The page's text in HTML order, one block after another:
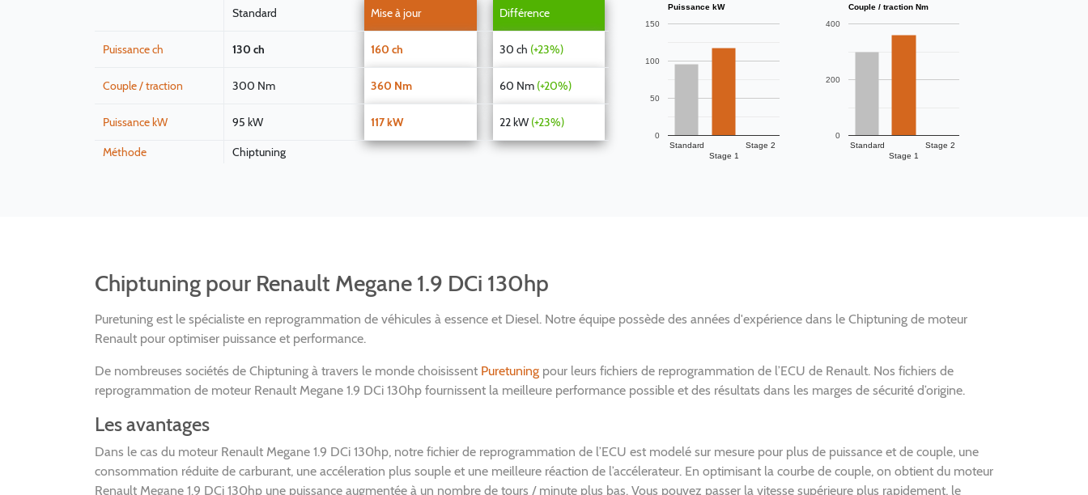
Standard Mise à jour Différence
Puissance ch 130 ch 160 ch 30 ch (+23%)
Couple / traction 300 Nm 360 Nm 60 Nm (+20%)
Puissance kW 95 kW 117 kW 22 kW (+23%)
Méthode Chiptuning
Puissance kW
Standard
Stage 1
Stage 2
0
50
100
150
Couple / traction Nm
Standard
Stage 1
Stage 2
0
200
400
Chiptuning pour Renault Megane 1.9 DCi 130hp
Puretuning est le spécialiste en reprogrammation de véhicules à essence et Diesel. Notre équipe possède des années d'expérience dans le Chiptuning de moteur
Renault pour optimiser puissance et performance.
De nombreuses sociétés de Chiptuning à travers le monde choisissent Puretuning pour leurs fichiers de reprogrammation de l’ECU de Renault. Nos fichiers de
reprogrammation de moteur Renault Megane 1.9 DCi 130hp fournissent la meilleure performance possible et des résultats dans les marges de sécurité d’origine.
Les avantages
Dans le cas du moteur Renault Megane 1.9 DCi 130hp, notre fichier de reprogrammation de l’ECU est modelé sur mesure pour plus de puissance et de couple, une
consommation réduite de carburant, une accéleration plus souple et une meilleure réaction de l’accélerateur. En optimisant la courbe de couple, on obtient du moteur
Renault Megane 1.9 DCi 130hp une puissance augmentée à un nombre de tours / minute plus bas. Vous pouvez passer la vitesse supérieure plus rapidement, le